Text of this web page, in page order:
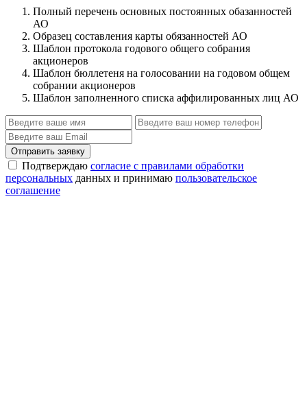
Полный перечень основных постоянных обазанностей
АО
Образец составления карты обязанностей АО
Шаблон протокола годового общего собрания
акционеров
Шаблон бюллетеня на голосовании на годовом общем
собрании акционеров
Шаблон заполненного списка аффилированных лиц АО
Отправить заявку
Подтверждаю согласие с правилами обработки
персональных данных и принимаю пользовательское
соглашение